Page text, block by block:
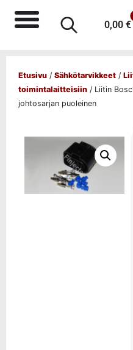
0,00 €
Etusivu / Sähkötarvikkeet /
toimintalaitteisiin / Liitin
johtosarjan puoleinen